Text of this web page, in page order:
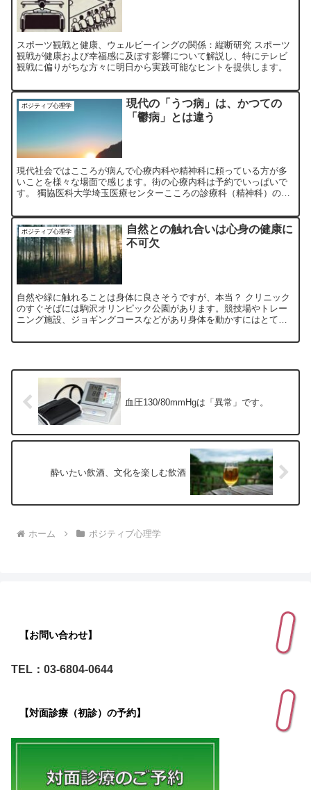
スポーツ観戦と健康、ウェルビーイングの関係：縦断研究 スポーツ
観戦が健康および幸福感に及ぼす影響について解説し、特にテレビ
観戦に偏りがちな方々に明日から実践可能なヒントを提供します。
ポジティブ心理学
現代の「うつ病」は、かつての
「鬱病」とは違う
現代社会ではこころが病んで心療内科や精神科に頼っている方が多
いことを様々な場面で感じます。街の心療内科は予約でいっぱいで
す。 獨協医科大学埼玉医療センターこころの診療科（精神科）の教
ポジティブ心理学
自然との触れ合いは心身の健康に
不可欠
自然や緑に触れることは身体に良さそうですが、本当？ クリニック
のすぐそばには駒沢オリンピック公園があります。競技場やトレー
ニング施設、ジョギングコースなどがあり身体を動かすにはとても
血圧130/80mmHgは「異常」です。
酔いたい飲酒、文化を楽しむ飲酒
ホーム ポジティブ心理学
【お問い合わせ】
TEL：03-6804-0644
【対面診療（初診）の予約】